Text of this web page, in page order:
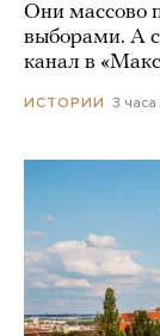
Они массово
выборами. А
канал в
ИСТОРИИ 3 часа